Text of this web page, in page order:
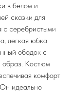
в белом и
сказки для
с серебристыми
легкая юбка
ободок с
образ. Костюм
комфорт
идеально